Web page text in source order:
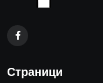
Страници